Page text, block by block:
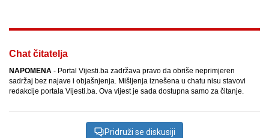
Chat čitatelja
NAPOMENA - Portal Vijesti.ba zadržava pravo da obriše neprimjeren
sadržaj bez najave i objašnjenja. Mišljenja iznešena u chatu nisu stavovi
redakcije portala Vijesti.ba. Ova vijest je sada dostupna samo za čitanje.
Pridruži se diskusiji